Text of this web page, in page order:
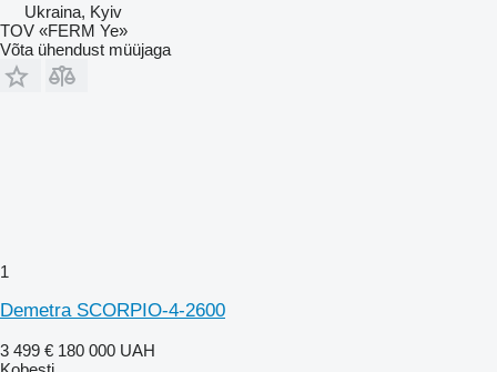
Ukraina, Kyiv
TOV «FERM Ye»
Võta ühendust müüjaga
1
Demetra SCORPIO-4-2600
3 499 € 180 000 UAH